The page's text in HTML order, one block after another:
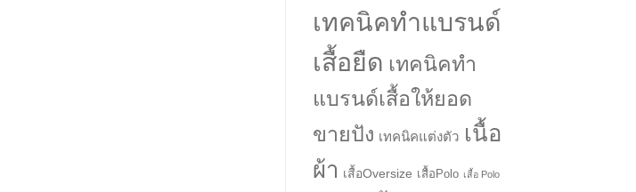
เทคนิคทำแบรนด์
เสื้อยืด เทคนิคทำ
แบรนด์เสื้อให้ยอด
ขายปัง เทคนิคแต่งตัว เนื้อ
ผ้า เสื้อOversize เสื้อPolo เสื้อ Polo